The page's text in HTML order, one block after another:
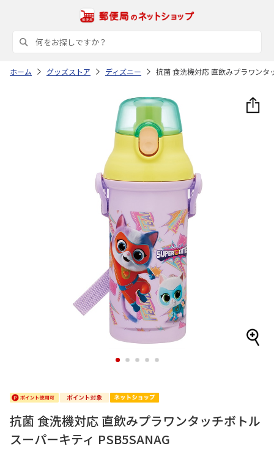
ホーム グッズストア ディズニー 抗菌 食洗機対応 直飲みプラワンタ
1 2 3 4 5
抗菌 食洗機対応 直飲みプラワンタッチボトル
スーパーキティ PSB5SANAG